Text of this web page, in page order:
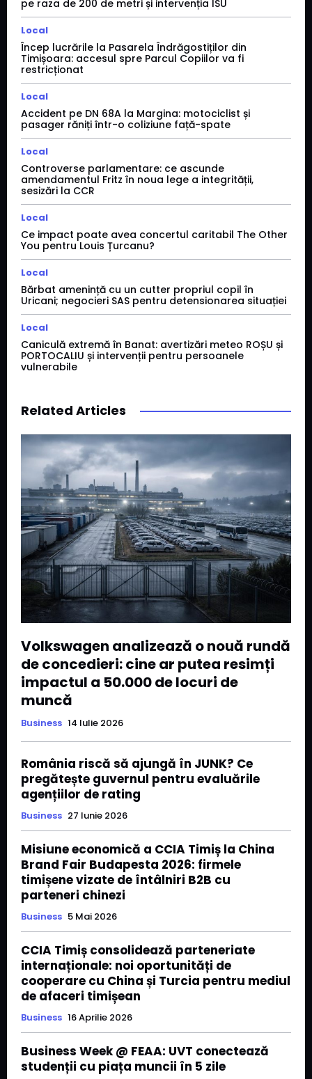
pe raza de 200 de metri și intervenția ISU
Local
Încep lucrările la Pasarela Îndrăgostiților din
Timișoara: accesul spre Parcul Copiilor va fi
restricționat
Local
Accident pe DN 68A la Margina: motociclist și
pasager răniți într-o coliziune față-spate
Local
Controverse parlamentare: ce ascunde
amendamentul Fritz în noua lege a integrității,
sesizări la CCR
Local
Ce impact poate avea concertul caritabil The Other
You pentru Louis Țurcanu?
Local
Bărbat amenință cu un cutter propriul copil în
Uricani; negocieri SAS pentru detensionarea situației
Local
Caniculă extremă în Banat: avertizări meteo ROȘU și
PORTOCALIU și intervenții pentru persoanele
vulnerabile
Related Articles
Volkswagen analizează o nouă rundă
de concedieri: cine ar putea resimți
impactul a 50.000 de locuri de
muncă
Business 14 Iulie 2026
România riscă să ajungă în JUNK? Ce
pregătește guvernul pentru evaluările
agențiilor de rating
Business 27 Iunie 2026
Misiune economică a CCIA Timiș la China
Brand Fair Budapesta 2026: firmele
timișene vizate de întâlniri B2B cu
parteneri chinezi
Business 5 Mai 2026
CCIA Timiș consolidează parteneriate
internaționale: noi oportunități de
cooperare cu China și Turcia pentru mediul
de afaceri timișean
Business 16 Aprilie 2026
Business Week @ FEAA: UVT conectează
studenții cu piața muncii în 5 zile